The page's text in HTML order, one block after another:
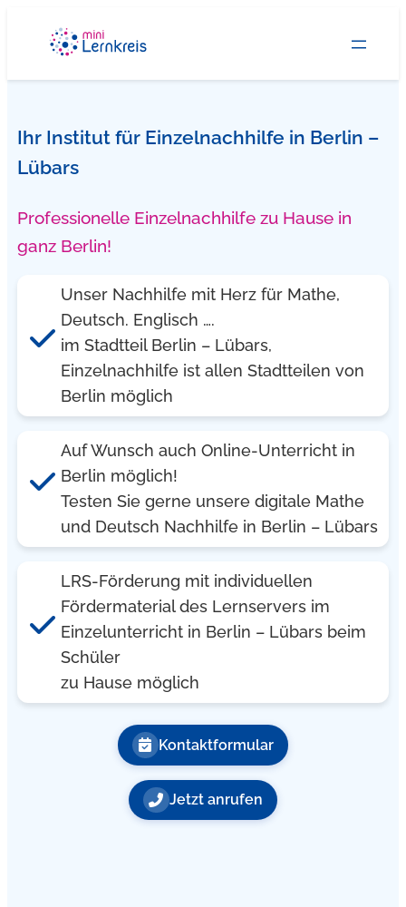
springen
Ihr Institut für Einzelnachhilfe in Berlin –
Lübars
Professionelle Einzelnachhilfe zu Hause in
ganz Berlin!
Unser Nachhilfe mit Herz für Mathe,
Deutsch. Englisch ….
im Stadtteil Berlin – Lübars,
Einzelnachhilfe ist allen Stadtteilen von
Berlin möglich
Auf Wunsch auch Online-Unterricht in
Berlin möglich!
Testen Sie gerne unsere digitale Mathe
und Deutsch Nachhilfe in Berlin – Lübars
LRS-Förderung mit individuellen
Fördermaterial des Lernservers im
Einzelunterricht in Berlin – Lübars beim
Schüler
zu Hause möglich
Kontaktformular
Jetzt anrufen